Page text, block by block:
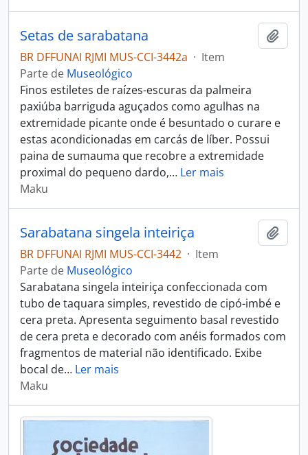
Setas de sarabatana
BR DFFUNAI RJMI MUS-CCI-3442a · Item
Parte de Museológico
Finos estiletes de raízes-escuras da palmeira
paxiúba barriguda aguçados como agulhas na
extremidade picante onde é besuntado o curare e
estas acondicionadas em carcás de líber. Possui
paina de sumauma que recobre a extremidade
proximal do pequeno dardo,… Ler mais
Maku
Sarabatana singela inteiriça
BR DFFUNAI RJMI MUS-CCI-3442 · Item
Parte de Museológico
Sarabatana singela inteiriça confeccionada com
tubo de taquara simples, revestido de cipó-imbé e
cera preta. Apresenta seguimento basal revestido
de cera preta e decorado com anéis formados com
fragmentos de material não identificado. Exibe
bocal de… Ler mais
Maku